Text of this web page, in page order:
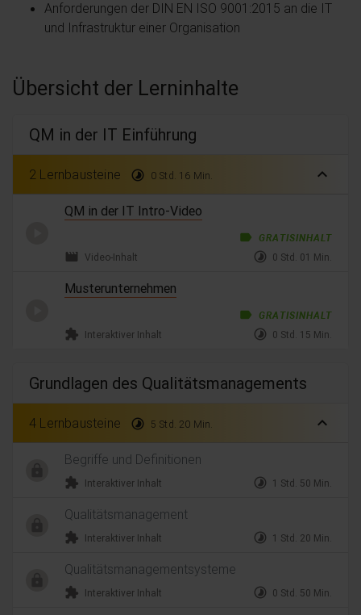
Anforderungen der DIN EN ISO 9001:2015 an die IT
und Infrastruktur einer Organisation
Übersicht der Lerninhalte
QM in der IT Einführung
2 Lernbausteine timelapse 0 Std. 16 Min. expand_less
QM in der IT Intro-Video
label GRATISINHALT
movie Video-Inhalt timelapse 0 Std. 01 Min.
Musterunternehmen
label GRATISINHALT
extension Interaktiver Inhalt timelapse 0 Std. 15 Min.
Grundlagen des Qualitätsmanagements
4 Lernbausteine timelapse 5 Std. 20 Min. expand_less
Begriffe und Definitionen
extension Interaktiver Inhalt timelapse 1 Std. 50 Min.
Qualitätsmanagement
extension Interaktiver Inhalt timelapse 1 Std. 20 Min.
Qualitätsmanagementsysteme
extension Interaktiver Inhalt timelapse 0 Std. 50 Min.